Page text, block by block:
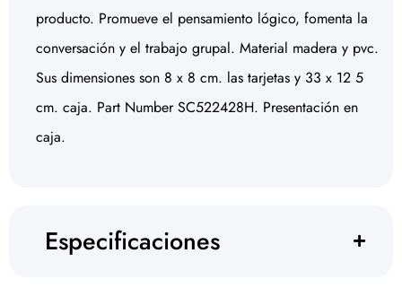
producto. Promueve el pensamiento lógico, fomenta la
conversación y el trabajo grupal. Material madera y pvc.
Sus dimensiones son 8 x 8 cm. las tarjetas y 33 x 12 5
cm. caja. Part Number SC522428H. Presentación en
caja.
Especificaciones